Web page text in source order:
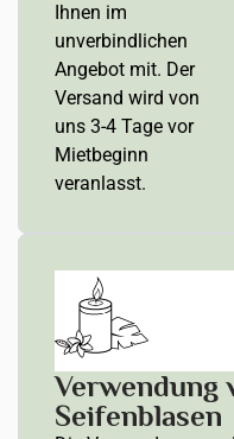
Ihnen im
unverbindlichen
Angebot mit. Der
Versand wird von
uns 3-4 Tage vor
Mietbeginn
veranlasst.
Verwendung
Seifenblasen